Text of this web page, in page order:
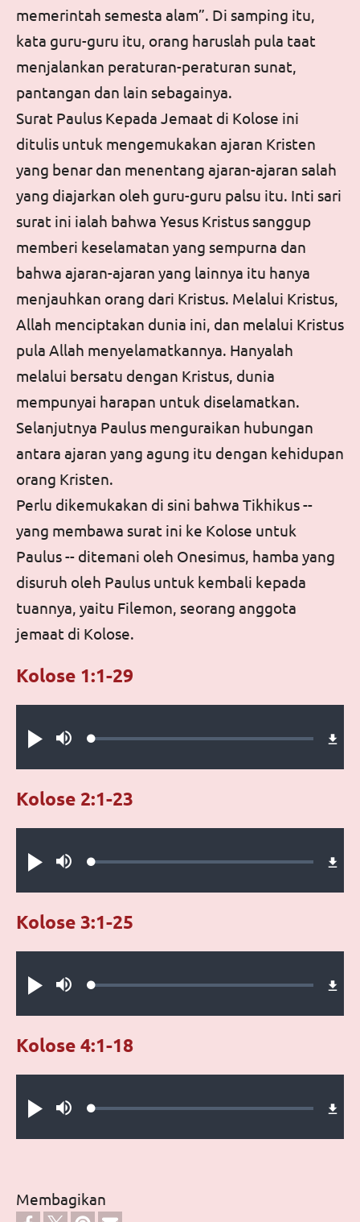
memerintah semesta alam”. Di samping itu,
kata guru-guru itu, orang haruslah pula taat
menjalankan peraturan-peraturan sunat,
pantangan dan lain sebagainya.
Surat Paulus Kepada Jemaat di Kolose ini
ditulis untuk mengemukakan ajaran Kristen
yang benar dan menentang ajaran-ajaran salah
yang diajarkan oleh guru-guru palsu itu. Inti sari
surat ini ialah bahwa Yesus Kristus sanggup
memberi keselamatan yang sempurna dan
bahwa ajaran-ajaran yang lainnya itu hanya
menjauhkan orang dari Kristus. Melalui Kristus,
Allah menciptakan dunia ini, dan melalui Kristus
pula Allah menyelamatkannya. Hanyalah
melalui bersatu dengan Kristus, dunia
mempunyai harapan untuk diselamatkan.
Selanjutnya Paulus menguraikan hubungan
antara ajaran yang agung itu dengan kehidupan
orang Kristen.
Perlu dikemukakan di sini bahwa Tikhikus --
yang membawa surat ini ke Kolose untuk
Paulus -- ditemani oleh Onesimus, hamba yang
disuruh oleh Paulus untuk kembali kepada
tuannya, yaitu Filemon, seorang anggota
jemaat di Kolose.
PutarBisu Loaded:
Kolose 1:1-29
PutarBisu Loaded:
Kolose 2:1-23
PutarBisu Loaded:
Kolose 3:1-25
PutarBisu Loaded:
Kolose 4:1-18
Membagikan